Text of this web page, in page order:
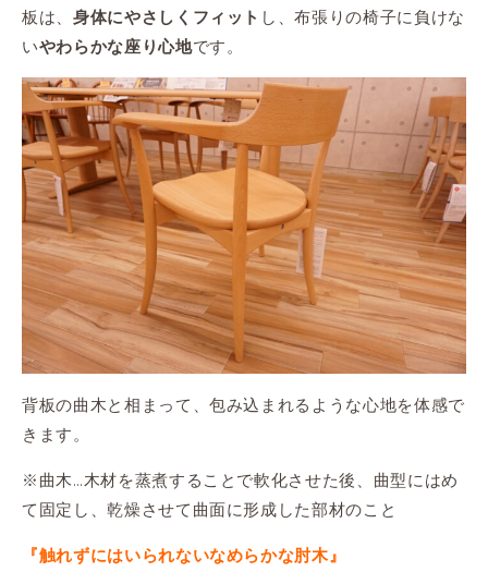
板は、 身体にやさしくフィット し、布張りの椅子に負けな
いやわらかな座り心地です。
背板の曲木と相まって、包み込まれるような心地を体感で
きます。
※曲木…木材を蒸煮することで軟化させた後、曲型にはめ
て固定し、乾燥させて曲面に形成した部材のこと
『触れずにはいられないなめらかな肘木』